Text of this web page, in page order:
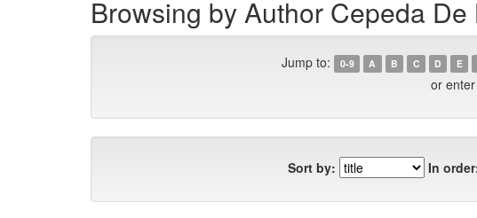
Browsing by Author Cepeda
Jump to: 0-9 A B C D E
or
Sort by: In